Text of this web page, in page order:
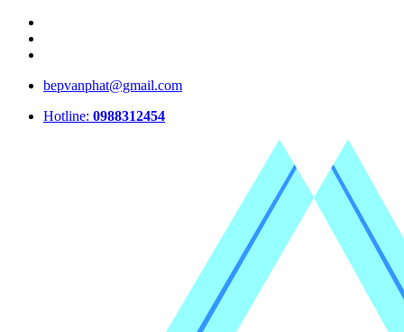
bepvanphat@gmail.com
Hotline: 0988312454